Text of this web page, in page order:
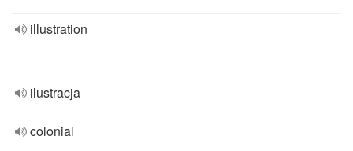
illustration
ilustracja
colonial